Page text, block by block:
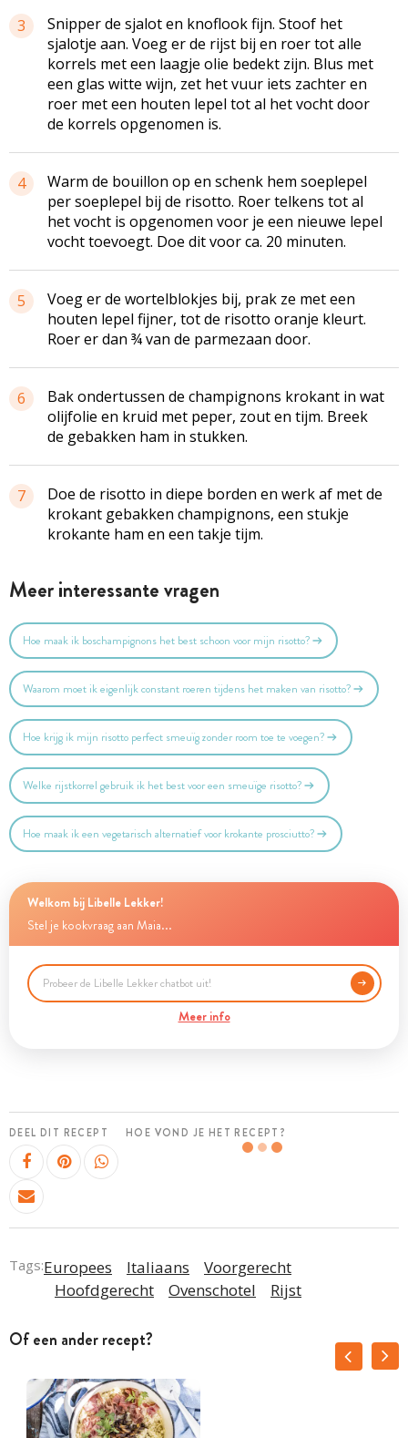
3
Snipper de sjalot en knoflook fijn. Stoof het
sjalotje aan. Voeg er de rijst bij en roer tot alle
korrels met een laagje olie bedekt zijn. Blus met
een glas witte wijn, zet het vuur iets zachter en
roer met een houten lepel tot al het vocht door
de korrels opgenomen is.
4
Warm de bouillon op en schenk hem soeplepel
per soeplepel bij de risotto. Roer telkens tot al
het vocht is opgenomen voor je een nieuwe lepel
vocht toevoegt. Doe dit voor ca. 20 minuten.
5
Voeg er de wortelblokjes bij, prak ze met een
houten lepel fijner, tot de risotto oranje kleurt.
Roer er dan ¾ van de parmezaan door.
6
Bak ondertussen de champignons krokant in wat
olijfolie en kruid met peper, zout en tijm. Breek
de gebakken ham in stukken.
7
Doe de risotto in diepe borden en werk af met de
krokant gebakken champignons, een stukje
krokante ham en een takje tijm.
Meer interessante vragen
Hoe maak ik boschampignons het best schoon voor mijn risotto?
Waarom moet ik eigenlijk constant roeren tijdens het maken van risotto?
Hoe krijg ik mijn risotto perfect smeuïg zonder room toe te voegen?
Welke rijstkorrel gebruik ik het best voor een smeuïge risotto?
Hoe maak ik een vegetarisch alternatief voor krokante prosciutto?
Welkom bij Libelle Lekker!
Stel je kookvraag aan Maia...
Meer info
DEEL DIT RECEPT HOE VOND JE HET RECEPT?
Tags:Europees Italiaans
Voorgerecht
Hoofdgerecht
Ovenschotel Rijst
Of een ander recept?